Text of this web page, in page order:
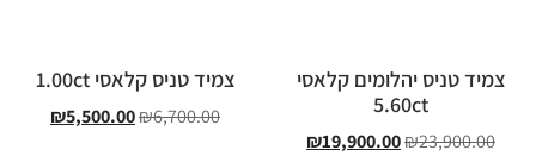
צמיד טניס יהלומים קלאסי
5.60ct
₪23,900.00
₪19,900.00
צמיד טניס קלאסי 1.00ct
₪6,700.00
₪5,500.00